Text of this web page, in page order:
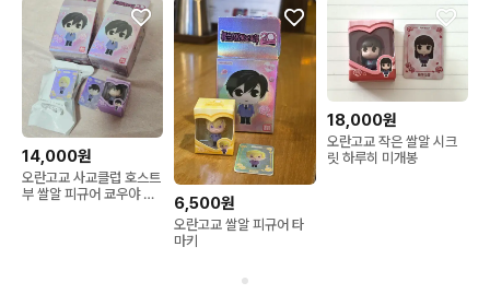
14,000원
오란고교 사교클럽 호스트
부 쌀알 피규어 쿄우야 네
6,500원
오란고교 쌀알 피규어 타
마키
18,000원
오란고교 작은 쌀알 시크
릿 하루히 미개봉